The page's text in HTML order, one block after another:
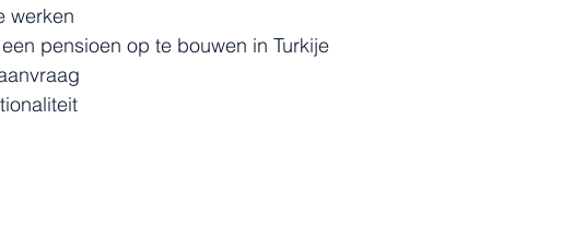
werken
pensioen op te bouwen in Turkije